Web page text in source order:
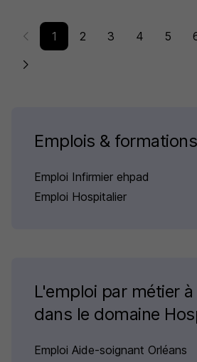
1 2 3 4 5
Emplois & formations
Emploi Infirmier ehpad
Emploi Hospitalier
L'emploi par métier
dans le domaine
Emploi Aide-soignant Orléans